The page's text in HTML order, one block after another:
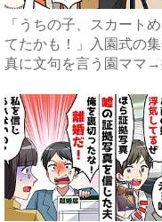
「うちの子、スカート
てたかも！」入園式の
真に文句を言う園ママ